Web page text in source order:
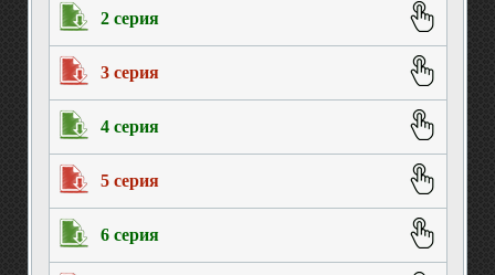
2 серия
3 серия
4 серия
5 серия
6 серия